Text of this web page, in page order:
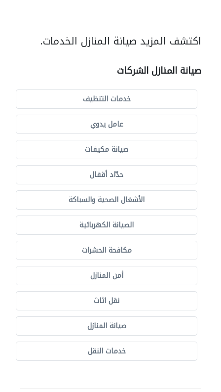
اكتشف المزيد صيانة المنازل الخدمات.
صيانة المنازل الشركات
خدمات التنظيف
عامل يدوي
صيانة مكيفات
حدّاد أقفال
الأشغال الصحية والسباكة
الصيانة الكهربائية
مكافحة الحشرات
أمن المنازل
نقل اثاث
صيانة المنازل
خدمات النقل